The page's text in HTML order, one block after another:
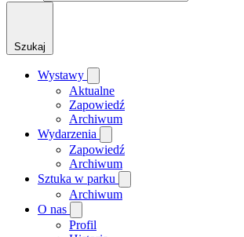
Szukaj
Wystawy
Aktualne
Zapowiedź
Archiwum
Wydarzenia
Zapowiedź
Archiwum
Sztuka w parku
Archiwum
O nas
Profil